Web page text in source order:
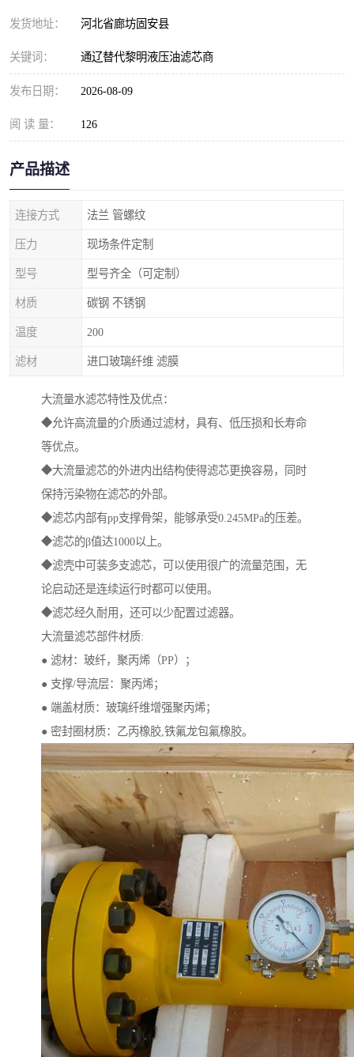
发货地址： 河北省廊坊固安县
关键词： 通辽替代黎明液压油滤芯商
发布日期： 2026-08-09
阅 读 量： 126
产品描述
连接方式 法兰 管螺纹
压力 现场条件定制
型号 型号齐全（可定制）
材质 碳钢 不锈钢
温度 200
滤材 进口玻璃纤维 滤膜
大流量水滤芯特性及优点：
◆允许高流量的介质通过滤材，具有、低压损和长寿命
等优点。
◆大流量滤芯的外进内出结构使得滤芯更换容易，同时
保持污染物在滤芯的外部。
◆滤芯内部有pp支撑骨架，能够承受0.245MPa的压差。
◆滤芯的β值达1000以上。
◆滤壳中可装多支滤芯，可以使用很广的流量范围，无
论启动还是连续运行时都可以使用。
◆滤芯经久耐用，还可以少配置过滤器。
大流量滤芯部件材质:
● 滤材：玻纤，聚丙烯（PP）；
● 支撑/导流层：聚丙烯；
● 端盖材质：玻璃纤维增强聚丙烯；
● 密封圈材质：乙丙橡胶,铁氟龙包氟橡胶。